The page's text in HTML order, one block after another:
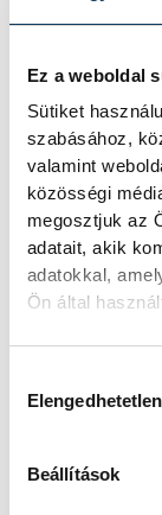
Ez a weboldal
Sütiket
szabásához,
valamint
közösségi
megosztjuk az
adatait, akik
adatokkal,
Ön által
Elengedhetetlen
Beállítások